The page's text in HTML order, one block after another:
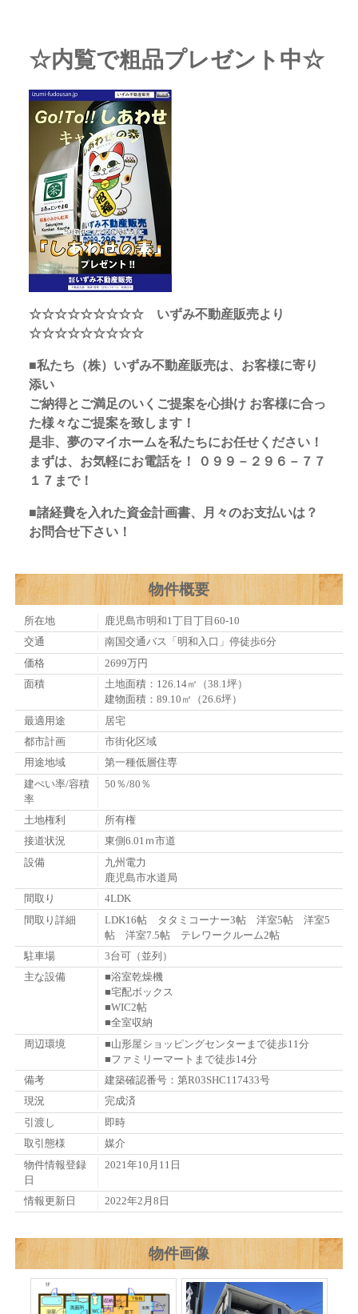
☆内覧で粗品プレゼント中☆
☆☆☆☆☆☆☆☆☆ いずみ不動産販売より
☆☆☆☆☆☆☆☆☆
■私たち（株）いずみ不動産販売は、お客様に寄り
添い
ご納得とご満足のいくご提案を心掛け お客様に合っ
た様々なご提案を致します！
是非、夢のマイホームを私たちにお任せください！
まずは、お気軽にお電話を！ ０９９－２９６－７７
１７まで！
■諸経費を入れた資金計画書、月々のお支払いは？
お問合せ下さい！
物件概要
所在地
鹿児島市明和1丁目丁目60-10
交通
南国交通バス「明和入口」停徒歩6分
価格
2699万円
面積
土地面積：126.14㎡（38.1坪）
建物面積：89.10㎡（26.6坪）
最適用途
居宅
都市計画
市街化区域
用途地域
第一種低層住専
建ぺい率/容積
率
50％/80％
土地権利
所有権
接道状況
東側6.01ｍ市道
設備
九州電力
鹿児島市水道局
間取り
4LDK
間取り詳細
LDK16帖 タタミコーナー3帖 洋室5帖 洋室5
帖 洋室7.5帖 テレワークルーム2帖
駐車場
3台可（並列）
主な設備
■浴室乾燥機
■宅配ボックス
■WIC2帖
■全室収納
周辺環境
■山形屋ショッピングセンターまで徒歩11分
■ファミリーマートまで徒歩14分
備考
建築確認番号：第R03SHC117433号
現況
完成済
引渡し
即時
取引態様
媒介
物件情報登録
日
2021年10月11日
情報更新日 2022年2月8日
物件画像